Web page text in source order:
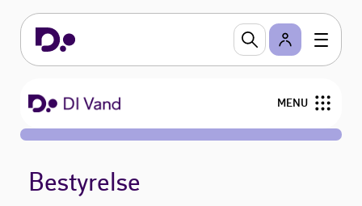
MENU
Fokusområder
Bestyrelse